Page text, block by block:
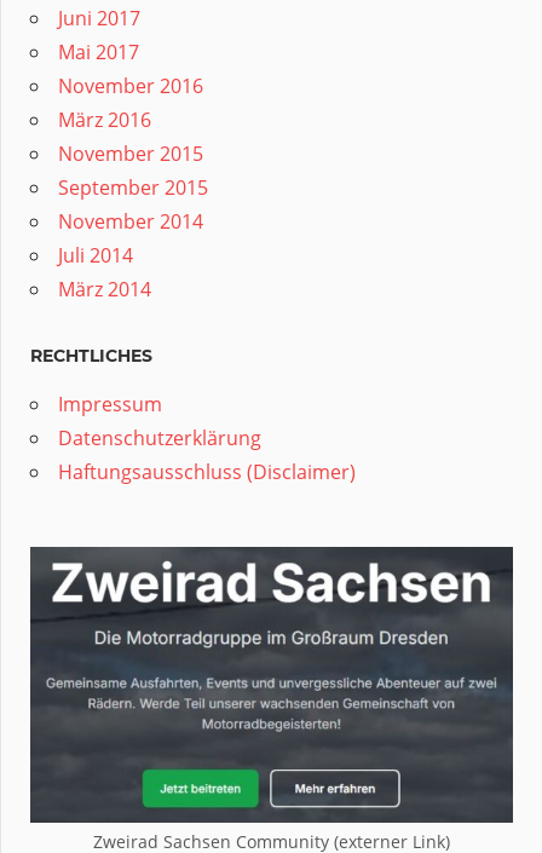
Juni 2017
Mai 2017
November 2016
März 2016
November 2015
September 2015
November 2014
Juli 2014
März 2014
RECHTLICHES
Impressum
Datenschutzerklärung
Haftungsausschluss (Disclaimer)
Zweirad Sachsen Community (externer Link)